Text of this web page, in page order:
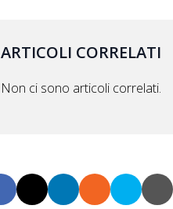
ARTICOLI CORRELATI
Non ci sono articoli correlati.